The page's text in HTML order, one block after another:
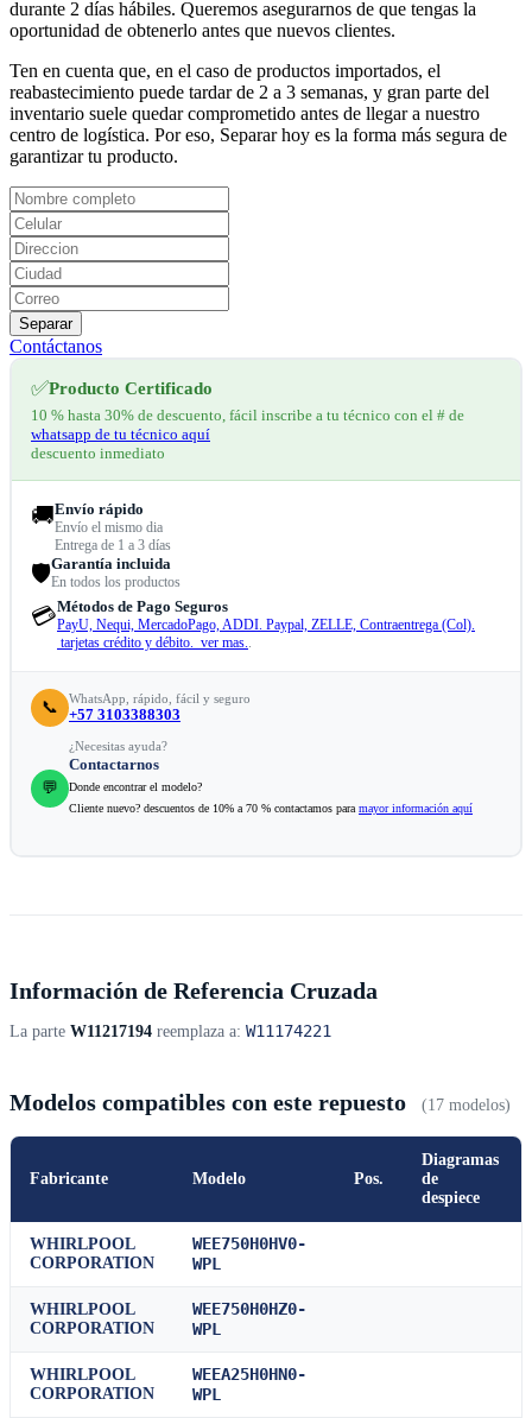
durante 2 días hábiles. Queremos asegurarnos de que tengas la
oportunidad de obtenerlo antes que nuevos clientes.
Ten en cuenta que, en el caso de productos importados, el
reabastecimiento puede tardar de 2 a 3 semanas, y gran parte del
inventario suele quedar comprometido antes de llegar a nuestro
centro de logística. Por eso, Separar hoy es la forma más segura de
garantizar tu producto.
Separar
Contáctanos
✅Producto Certificado
10 % hasta 30% de descuento, fácil inscribe a tu técnico con el # de
whatsapp de tu técnico aquí
descuento inmediato
🚚Envío rápido
Envío el mismo dia
Entrega de 1 a 3 días
🛡️Garantía incluida
En todos los productos
💳Métodos de Pago Seguros
PayU, Nequi, MercadoPago, ADDI. Paypal, ZELLE, Contraentrega (Col).
tarjetas crédito y débito. ver mas..
📞 WhatsApp, rápido, fácil y seguro
+57 3103388303
💬
¿Necesitas ayuda?
Contactarnos
Donde encontrar el modelo?
Cliente nuevo? descuentos de 10% a 70 % contactamos para mayor información aquí
Información de Referencia Cruzada
La parte W11217194 reemplaza a: W11174221
Modelos compatibles con este repuesto (17 modelos)
Fabricante Modelo Pos.
Diagramas
de
despiece
WHIRLPOOL
CORPORATION
WEE750H0HV0-
WPL
WHIRLPOOL
CORPORATION
WEE750H0HZ0-
WPL
WHIRLPOOL
CORPORATION
WEEA25H0HN0-
WPL